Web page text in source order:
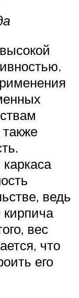
ведь
вес
что
его